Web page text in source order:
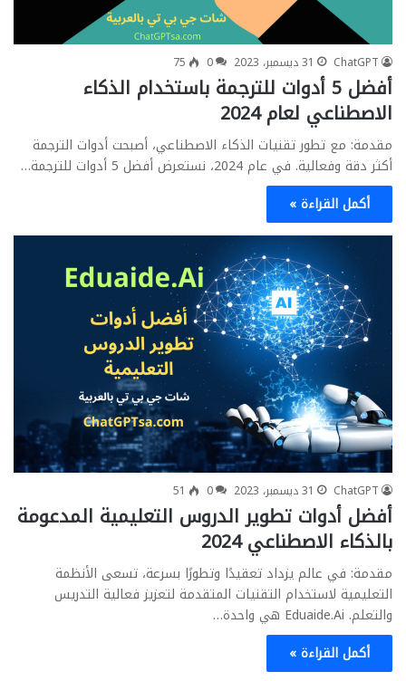
ChatGPT 31 ديسمبر، 2023 0
75
أفضل 5 أدوات للترجمة باستخدام الذكاء
الاصطناعي لعام 2024
مقدمة: مع تطور تقنيات الذكاء الاصطناعي، أصبحت أدوات الترجمة
أكثر دقة وفعالية. في عام 2024، نستعرض أفضل 5 أدوات للترجمة…
أكمل القراءة »
ChatGPT 31 ديسمبر، 2023 0
51
أفضل أدوات تطوير الدروس التعليمية المدعومة
بالذكاء الاصطناعي 2024
مقدمة: في عالم يزداد تعقيدًا وتطورًا بسرعة، تسعى الأنظمة
التعليمية لاستخدام التقنيات المتقدمة لتعزيز فعالية التدريس
والتعلم. Eduaide.Ai هي واحدة…
أكمل القراءة »